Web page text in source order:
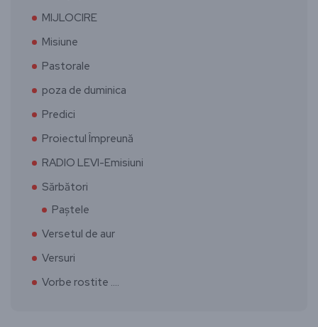
MIJLOCIRE
Misiune
Pastorale
poza de duminica
Predici
Proiectul Împreună
RADIO LEVI-Emisiuni
Sărbători
Paștele
Versetul de aur
Versuri
Vorbe rostite ….